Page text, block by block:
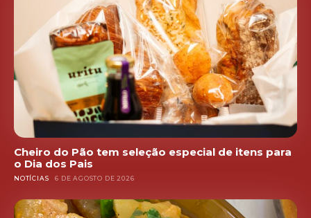
Cheiro do Pão tem seleção especial de itens para
o Dia dos Pais
NOTÍCIAS 6 DE AGOSTO DE 2026